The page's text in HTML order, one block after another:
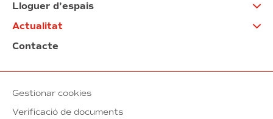
Lloguer d’espais
Actualitat
Contacte
Gestionar cookies
Verificació de documents